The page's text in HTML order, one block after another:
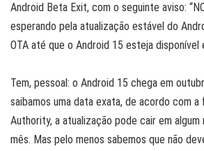
Android Beta Exit, com o seguinte aviso:
esperando pela atualização estável do
OTA até que o Android 15 esteja disponível
Tem, pessoal: o Android 15 chega em
saibamos uma data exata, de acordo com
Authority, a atualização pode cair em
mês. Mas pelo menos sabemos que não